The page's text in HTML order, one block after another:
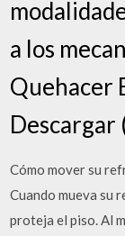
a los
Quehacer
Descargar
Cómo mover su
Cuando mueva su
proteja el piso. Al